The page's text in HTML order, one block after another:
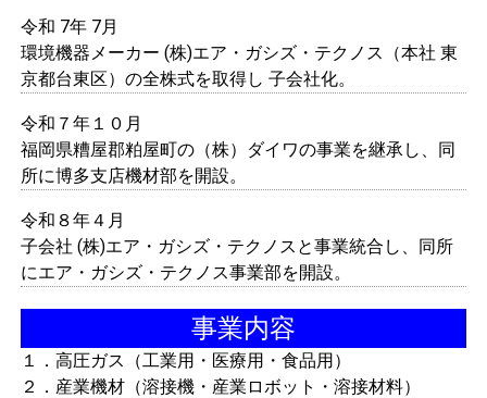
令和 7年 7月
環境機器メーカー (株)エア・ガシズ・テクノス（本社 東
京都台東区）の全株式を取得し 子会社化。
令和７年１０月
福岡県糟屋郡粕屋町の（株）ダイワの事業を継承し、同
所に博多支店機材部を開設。
令和８年４月
子会社 (株)エア・ガシズ・テクノスと事業統合し、同所
にエア・ガシズ・テクノス事業部を開設。
事業内容
１．高圧ガス（工業用・医療用・食品用）
２．産業機材（溶接機・産業ロボット・溶接材料）